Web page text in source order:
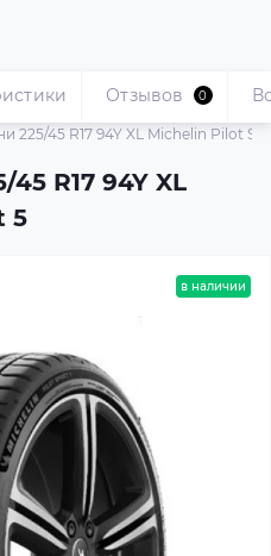
225/45 R17 94Y XL Michelin Pilot
45 R17 94Y XL
5
Отзывов 0
в наличии